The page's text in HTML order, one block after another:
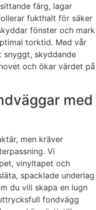
färg, lagar
fukthalt för säker
fönster och mark
torktid. Med vår
snyggt, skyddande
och ökar värdet på
med
men kräver
Vi
vinyltapet och
spacklade underlag
du vill skapa en lugn
fondvägg